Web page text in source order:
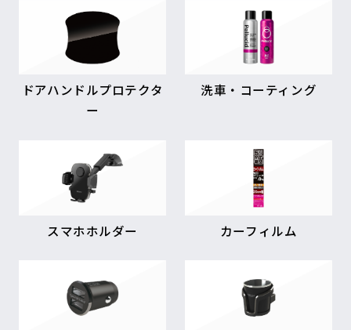
ドアハンドルプロテクタ
ー
洗車・コーティング
スマホホルダー カーフィルム